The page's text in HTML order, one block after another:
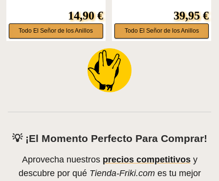
14,90 €
Todo El Señor de los Anillos
39,95 €
Todo El Señor de los Anillos
💡 ¡El Momento Perfecto Para Comprar!
Aprovecha nuestros precios competitivosy
descubre por qué Tienda-Friki.comes tu mejor